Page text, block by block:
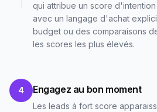
qui attribue un score
avec un langage d'achat
budget ou des comparaisons
les scores les plus élevés.
4 Engagez au bon moment
Les leads à fort score